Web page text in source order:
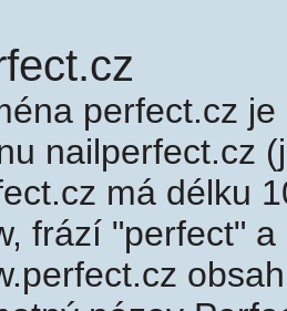
perfect.cz
nailperfect.cz
má délku
frází "perfect"